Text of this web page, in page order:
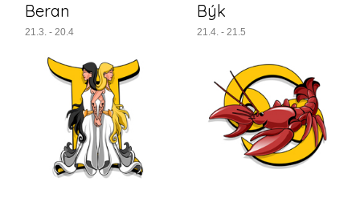
Beran
21.3. - 20.4
Býk
21.4. - 21.5